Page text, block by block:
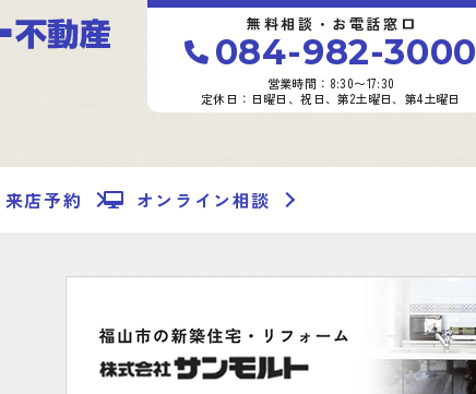
無料相談・お電話窓口
084-982-3000
営業時間：8:30〜17:30
定休日：日曜日、祝日、第2土曜日、第4土曜日
来店予約 オンライン相談